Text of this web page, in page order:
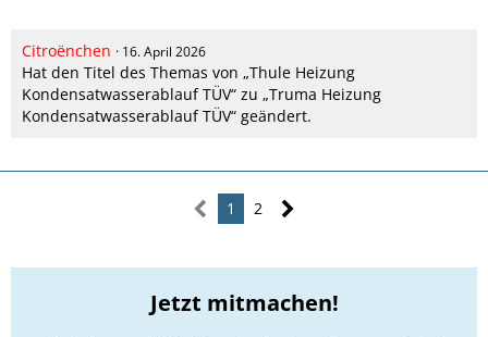
Citroënchen 16. April 2026
Hat den Titel des Themas von „Thule Heizung
Kondensatwasserablauf TÜV“ zu „Truma Heizung
Kondensatwasserablauf TÜV“ geändert.
1 2
Jetzt mitmachen!